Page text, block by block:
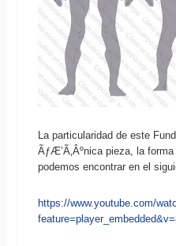
La particularidad de este
ÃƒÆ’Ã‚Âºnica pieza, la
podemos encontrar en el
https://www.youtube.com/